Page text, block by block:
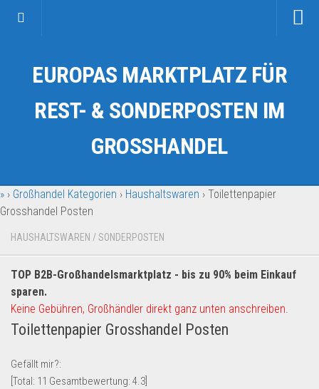
Kategorien
Auto & Motorrad
Fahrzeuge & Transport
Garten & Werkzeug
Geschäft, Büro & Schreibwaren
Geschenkartikel
Handy und Smartphone
Kosmetik & Pflege
Lebensmittel & Getränke
Multimedia & Elektro
Münzen
EUROPAS MARKTPLATZ FÜR
REST- & SONDERPOSTEN IM
GROSSHANDEL
» › Großhandel Kategorien › Haushaltswaren › Toilettenpapier
Grosshandel Posten
HAUSHALTSWAREN /SONDERPOSTEN
TOP B2B-Großhandelsmarktplatz - bis zu 90% beim Einkauf
sparen.
Keine Gebühren, Großhändler direkt ganz unten anschreiben.
Toilettenpapier Grosshandel Posten
Gefällt mir?:
[Total: 11 Gesamtbewertung: 4.3